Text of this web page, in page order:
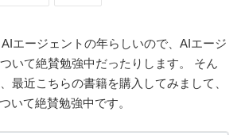
エージェントの年らしいので、AIエージ
いて絶賛勉強中だったりします。 そん
最近こちらの書籍を購入してみまして、
いて絶賛勉強中です。